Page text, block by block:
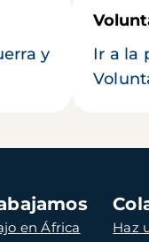
y
Ir a la
en África
Haz